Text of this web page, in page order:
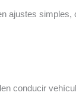
ajustes
conducir